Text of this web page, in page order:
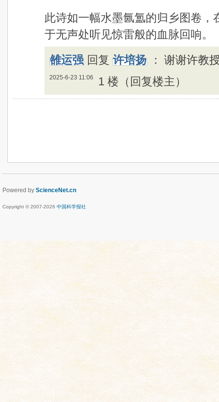
此诗如一幅水墨氤氲的归乡图卷
于无声处听见惊雷般的血脉回响。
雒运强 回复 许培扬 ： 谢谢许教
2025-6-23 11:06 1 楼（回复楼主）
Powered by ScienceNet.cn
Copyright © 2007-2026 中国科学报社